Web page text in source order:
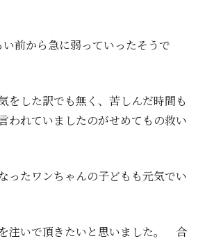
前から急に弱っていったそうで
をした訳でも無く、苦しんだ時間も
われていましたのがせめてもの救い
ったワンちゃんの子どもも元気でい
注いで頂きたいと思いました。 合